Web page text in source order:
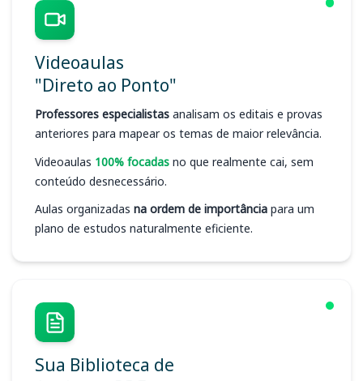
Videoaulas
"Direto ao Ponto"
Professores especialistas analisam os editais e provas
anteriores para mapear os temas de maior relevância.
Videoaulas 100% focadas no que realmente cai, sem
conteúdo desnecessário.
Aulas organizadas na ordem de importância para um
plano de estudos naturalmente eficiente.
Sua Biblioteca de